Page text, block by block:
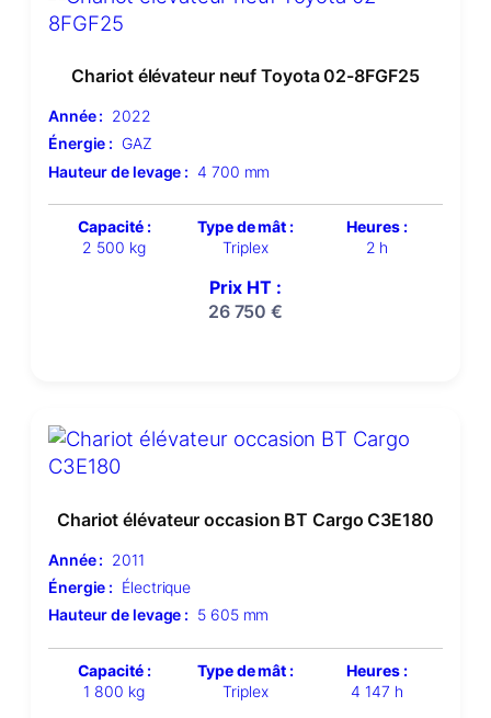
Chariot élévateur neuf Toyota 02-8FGF25
Année : 2022
Énergie : GAZ
Hauteur de levage : 4 700 mm
Capacité :
2 500 kg
Type de mât :
Triplex
Heures :
2 h
Prix HT :
26 750€
Chariot élévateur occasion BT Cargo C3E180
Année : 2011
Énergie : Électrique
Hauteur de levage : 5 605 mm
Capacité :
1 800 kg
Type de mât :
Triplex
Heures :
4 147 h